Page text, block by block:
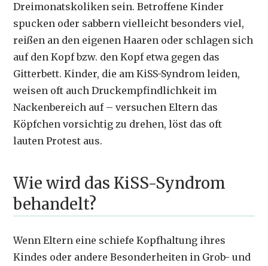
Dreimonatskoliken sein. Betroffene Kinder
spucken oder sabbern vielleicht besonders viel,
reißen an den eigenen Haaren oder schlagen sich
auf den Kopf bzw. den Kopf etwa gegen das
Gitterbett. Kinder, die am KiSS-Syndrom leiden,
weisen oft auch Druckempfindlichkeit im
Nackenbereich auf – versuchen Eltern das
Köpfchen vorsichtig zu drehen, löst das oft
lauten Protest aus.
Wie wird das KiSS-Syndrom
behandelt?
Wenn Eltern eine schiefe Kopfhaltung ihres
Kindes oder andere Besonderheiten in Grob- und